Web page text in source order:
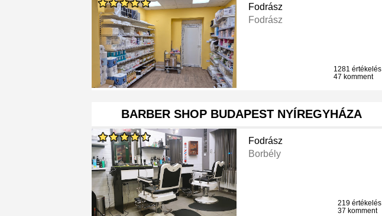
Fodrász
Fodrász
1281 értékelés
47 komment
BARBER SHOP BUDAPEST NYÍREGYHÁZA
Fodrász
Borbély
219 értékelés
37 komment